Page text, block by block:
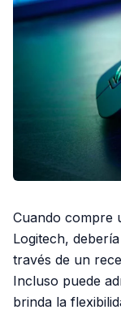
Cuando compre
Logitech,
través de un
Incluso puede
brinda la